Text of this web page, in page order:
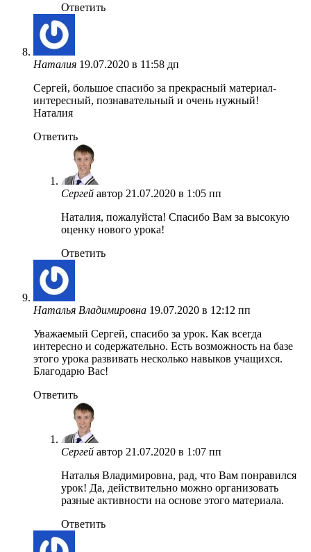
Ответить
Наталия 19.07.2020 в 11:58 дп
Сергей, большое спасибо за прекрасный материал-
интересный, познавательный и очень нужный!
Наталия
Ответить
Сергей автор 21.07.2020 в 1:05 пп
Наталия, пожалуйста! Спасибо Вам за высокую
оценку нового урока!
Ответить
Наталья Владимировна 19.07.2020 в 12:12 пп
Уважаемый Сергей, спасибо за урок. Как всегда
интересно и содержательно. Есть возможность на базе
этого урока развивать несколько навыков учащихся.
Благодарю Вас!
Ответить
Сергей автор 21.07.2020 в 1:07 пп
Наталья Владимировна, рад, что Вам понравился
урок! Да, действительно можно организовать
разные активности на основе этого материала.
Ответить